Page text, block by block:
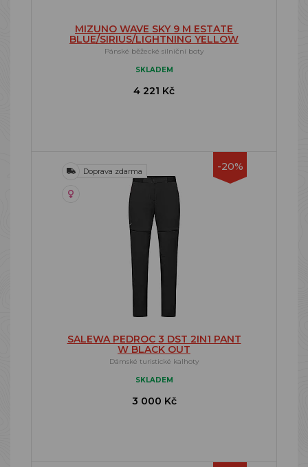
MIZUNO WAVE SKY 9 M ESTATE
BLUE/SIRIUS/LIGHTNING YELLOW
Pánské běžecké silniční boty
SKLADEM
4 221 Kč
-20%
Doprava zdarma
SALEWA PEDROC 3 DST 2IN1 PANT
W BLACK OUT
Dámské turistické kalhoty
SKLADEM
3 000 Kč